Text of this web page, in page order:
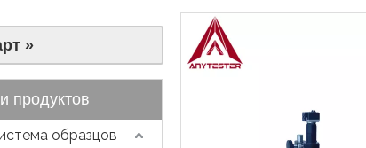
»
продуктов
образцов